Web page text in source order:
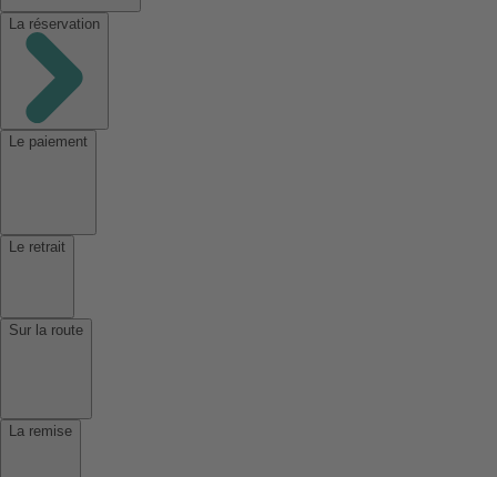
La réservation
Le paiement
Le retrait
Sur la route
La remise